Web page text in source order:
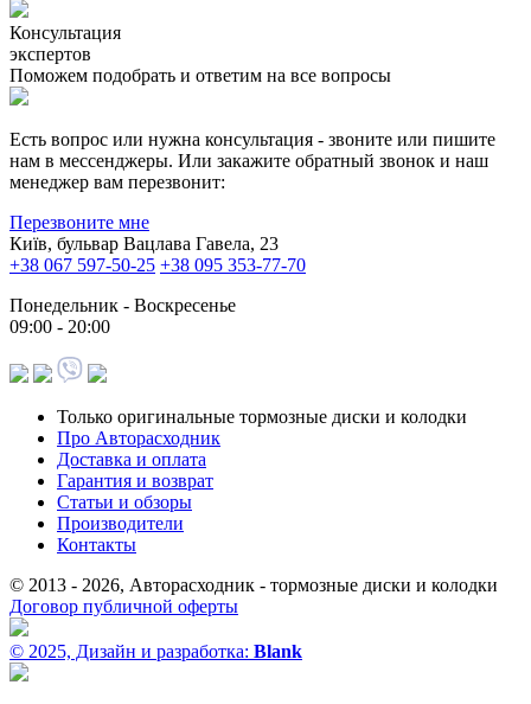
Консультация
экспертов
Поможем подобрать и ответим на все вопросы
Есть вопрос или нужна консультация - звоните или пишите
нам в мессенджеры. Или закажите обратный звонок и наш
менеджер вам перезвонит:
Перезвоните мне
Київ, бульвар Вацлава Гавела, 23
+38 067 597-50-25 +38 095 353-77-70
Понедельник - Воскресенье
09:00 - 20:00
Только оригинальные тормозные диски и колодки
Про Авторасходник
Доставка и оплата
Гарантия и возврат
Статьи и обзоры
Производители
Контакты
© 2013 - 2026, Авторасходник - тормозные диски и колодки
Договор публичной оферты
© 2025, Дизайн и разработка: Blank